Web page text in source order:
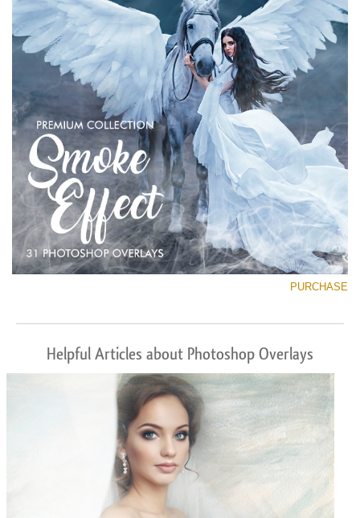
PURCHASE
Helpful Articles about Photoshop Overlays